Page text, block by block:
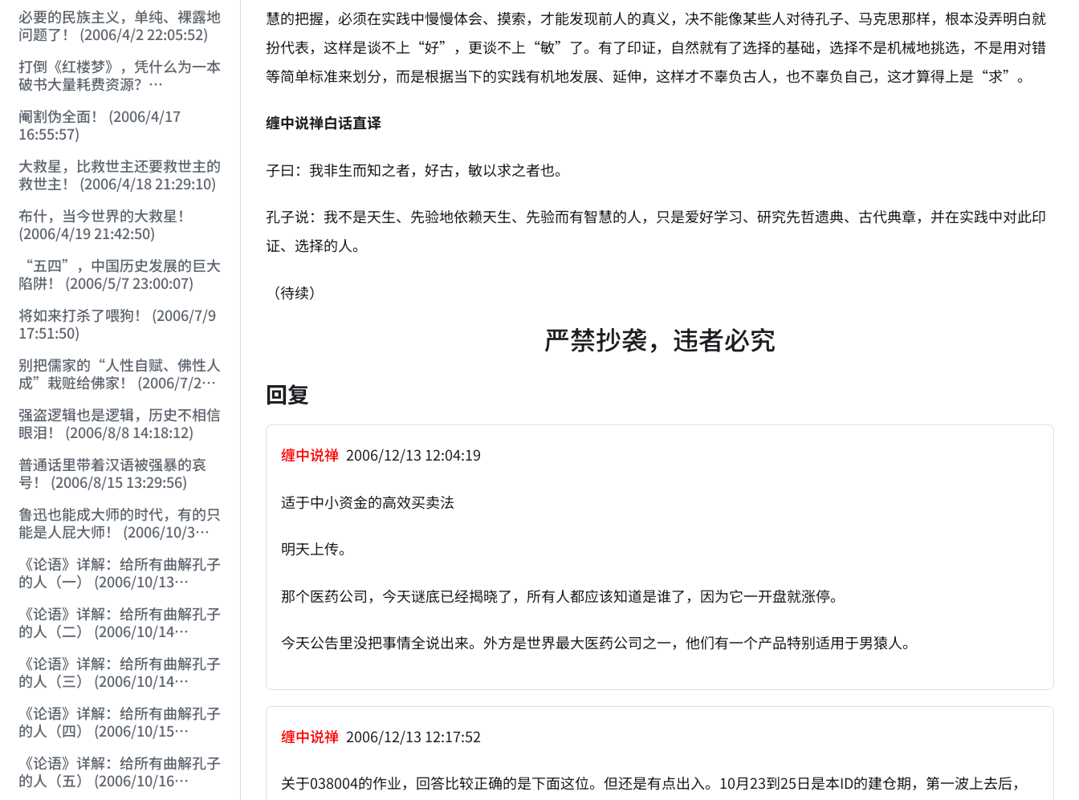
必要的民族主义，单纯、裸露地
问题了！ (2006/4/2 22:05:52)
打倒《红楼梦》，凭什么为一本
破书大量耗费资源？
阉割伪全面！ (2006/4/17
16:55:57)
大救星，比救世主还要救世主的
救世主！ (2006/4/18 21:29:10)
布什，当今世界的大救星！
(2006/4/19 21:42:50)
“五四”，中国历史发展的巨大
陷阱！ (2006/5/7 23:00:07)
将如来打杀了喂狗！ (2006/7/9
17:51:50)
别把儒家的“人性自赋、佛性人
成”栽赃给佛家！ (2006/7/26
强盗逻辑也是逻辑，历史不相信
眼泪！ (2006/8/8 14:18:12)
普通话里带着汉语被强暴的哀
号！ (2006/8/15 13:29:56)
鲁迅也能成大师的时代，有的只
能是人屁大师！ (2006/10/3
《论语》详解：给所有曲解孔子
的人（一） (2006/10/13
《论语》详解：给所有曲解孔子
的人（二） (2006/10/14
《论语》详解：给所有曲解孔子
的人（三） (2006/10/14
《论语》详解：给所有曲解孔子
的人（四） (2006/10/15
《论语》详解：给所有曲解孔子
的人（五） (2006/10/16
慧的把握，必须在实践中慢慢体会、摸索，才能发现前人的真义，决不能像某些人对待孔子、马克思那样，根本没弄明白就
扮代表，这样是谈不上“好”，更谈不上“敏”了。有了印证，自然就有了选择的基础，选择不是机械地挑选，不是用对错
等简单标准来划分，而是根据当下的实践有机地发展、延伸，这样才不辜负古人，也不辜负自己，这才算得上是“求”。
缠中说禅白话直译
子曰：我非生而知之者，好古，敏以求之者也。
孔子说：我不是天生、先验地依赖天生、先验而有智慧的人，只是爱好学习、研究先哲遗典、古代典章，并在实践中对此印
证、选择的人。
（待续）
严禁抄袭，违者必究
回复
缠中说禅 2006/12/13 12:04:19
适于中小资金的高效买卖法
明天上传。
那个医药公司，今天谜底已经揭晓了，所有人都应该知道是谁了，因为它一开盘就涨停。
今天公告里没把事情全说出来。外方是世界最大医药公司之一，他们有一个产品特别适用于男猿人。
缠中说禅 2006/12/13 12:17:52
关于038004的作业，回答比较正确的是下面这位。但还是有点出入。10月23到25日是本ID的建仓期，第一波上去后，